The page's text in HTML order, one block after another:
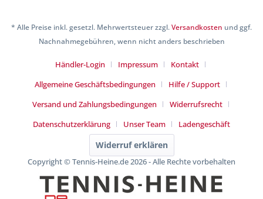
* Alle Preise inkl. gesetzl. Mehrwertsteuer zzgl.Versandkosten und ggf.
Nachnahmegebühren, wenn nicht anders beschrieben
Händler-Login Impressum
Kontakt
Allgemeine Geschäftsbedingungen
Hilfe / Support
Versand und Zahlungsbedingungen
Widerrufsrecht
Datenschutzerklärung
Unser Team Ladengeschäft
Widerruf erklären
Copyright © Tennis-Heine.de 2026 - Alle Rechte vorbehalten